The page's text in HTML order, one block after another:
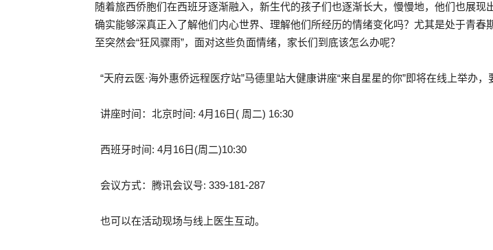
随着旅西侨胞们在西班牙逐渐融入，新生代的孩子们也逐渐长大，慢慢地，他们也展
确实能够深真正入了解他们内心世界、理解他们所经历的情绪变化吗？尤其是处于青
至突然会“狂风骤雨”，面对这些负面情绪，家长们到底该怎么办呢？
“天府云医·海外惠侨远程医疗站”马德里站大健康讲座“来自星星的你”即将在线上举办
讲座时间：北京时间: 4月16日( 周二) 16:30
西班牙时间: 4月16日(周二)10:30
会议方式：腾讯会议号: 339-181-287
也可以在活动现场与线上医生互动。